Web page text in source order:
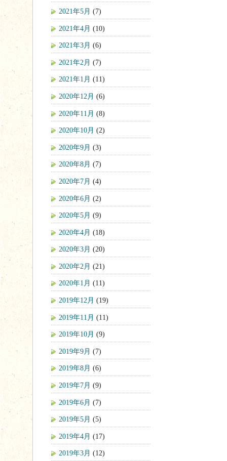
2021年5月 (7)
2021年4月 (10)
2021年3月 (6)
2021年2月 (7)
2021年1月 (11)
2020年12月 (6)
2020年11月 (8)
2020年10月 (2)
2020年9月 (3)
2020年8月 (7)
2020年7月 (4)
2020年6月 (2)
2020年5月 (9)
2020年4月 (18)
2020年3月 (20)
2020年2月 (21)
2020年1月 (11)
2019年12月 (19)
2019年11月 (11)
2019年10月 (9)
2019年9月 (7)
2019年8月 (6)
2019年7月 (9)
2019年6月 (7)
2019年5月 (5)
2019年4月 (17)
2019年3月 (12)